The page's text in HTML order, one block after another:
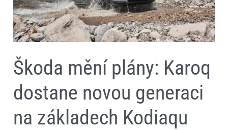
Škoda mění plány: Karoq
dostane novou generaci
na základech Kodiaqu